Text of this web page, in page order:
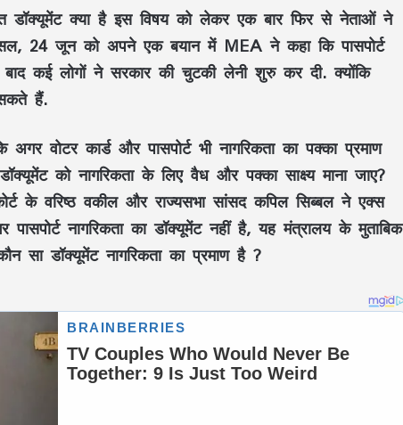
डॉक्यूमेंट क्या है इस विषय को लेकर एक बार फिर से नेताओं ने
24 जून को अपने एक बयान में MEA ने कहा कि पासपोर्ट
कई लोगों ने सरकार की चुटकी लेनी शुरु कर दी. क्योंकि
हैं.
वोटर कार्ड और पासपोर्ट भी नागरिकता का पक्का प्रमाण
को नागरिकता के लिए वैध और पक्का साक्ष्य माना जाए?
के वरिष्ठ वकील और राज्यसभा सांसद कपिल सिब्बल ने एक्स
नागरिकता का डॉक्यूमेंट नहीं है, यह मंत्रालय के मुताबिक
सा डॉक्यूमेंट नागरिकता का प्रमाण है ?